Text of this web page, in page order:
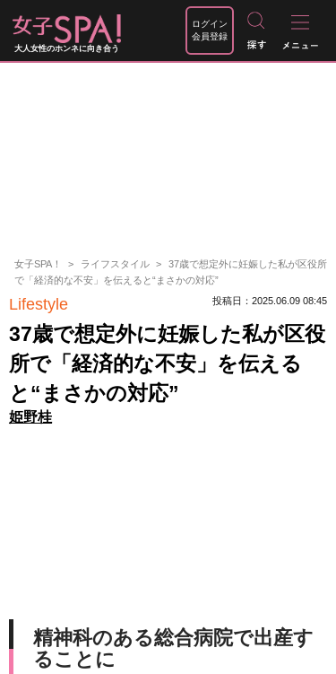
大人女性のホンネに向き合う
ログイン
会員登録
女子SPA！ ライフスタイル
37歳で想定外に妊娠した私が区役所
で「経済的な不安」を伝えると“まさかの対応”
Lifestyle 投稿日：2025.06.09 08:45
37歳で想定外に妊娠した私が区役
所で「経済的な不安」を伝える
と“まさかの対応”
姫野桂
精神科のある総合病院で出産す
ることに